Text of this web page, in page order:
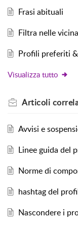
Frasi abituali
Filtra nelle
Profili preferiti
Visualizza tutto
Articoli
Avvisi e
Linee guida del
Norme di
hashtag del
Nascondere i